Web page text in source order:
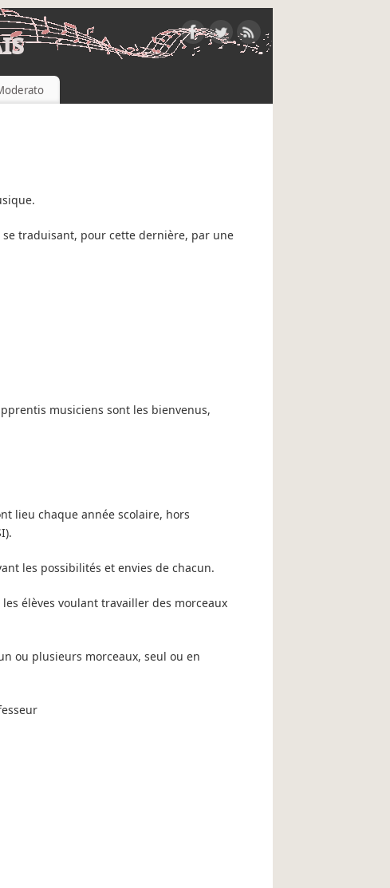
se traduisant, pour cette dernière, par une
musiciens sont les bienvenus,
lieu chaque année scolaire, hors
les possibilités et envies de chacun.
élèves voulant travailler des morceaux
ou plusieurs morceaux, seul ou en